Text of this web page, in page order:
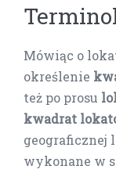
Mówiąc o
określenie
też po prosu
kwadrat
geograficznej
wykonane w